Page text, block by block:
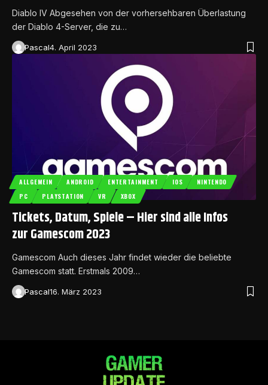
Diablo IV Abgesehen von der vorhersehbaren Überlastung
der Diablo 4-Server, die zu…
Pascal4. April 2023
ALLGEMEIN ANDROID ENTERTAINMENT IOS
NINTENDO
PC
PLAYSTATION VR XBOX
Tickets, Datum, Spiele – Hier sind alle Infos
zur Gamescom 2023
Gamescom Auch dieses Jahr findet wieder die beliebte
Gamescom statt. Erstmals 2009…
Pascal16. März 2023